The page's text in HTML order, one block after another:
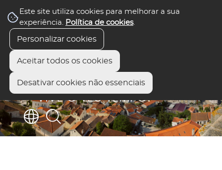
Este site utiliza cookies para melhorar a sua
experiência. Política de cookies.
Personalizar cookies
Aceitar todos os cookies
Desativar cookies não essenciais